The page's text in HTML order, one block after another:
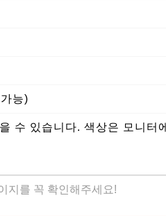
능)
수 있습니다. 색상은 모니터
지를 꼭 확인해주세요!